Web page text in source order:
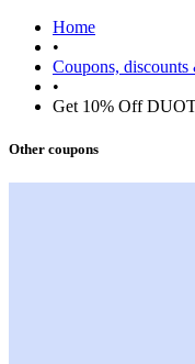
Home
•
Coupons,
•
Get 10% Off
Other coupons